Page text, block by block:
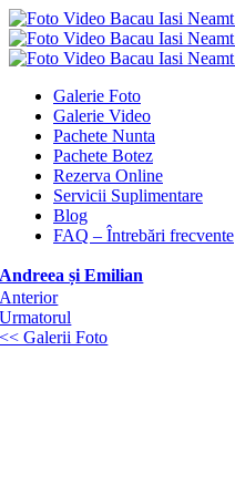
Skip
to
content
Galerie Foto
Galerie Video
Pachete Nunta
Pachete Botez
Rezerva Online
Servicii Suplimentare
Blog
FAQ – Întrebări frecvente
Andreea și Emilian
Anterior
Urmatorul
<< Galerii Foto